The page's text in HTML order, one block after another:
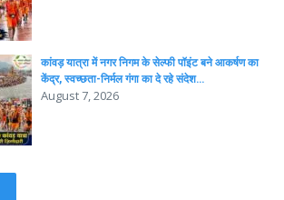
कांवड़ यात्रा में नगर निगम के सेल्फी पॉइंट बने आकर्षण का
केंद्र, स्वच्छता-निर्मल गंगा का दे रहे संदेश…
August 7, 2026